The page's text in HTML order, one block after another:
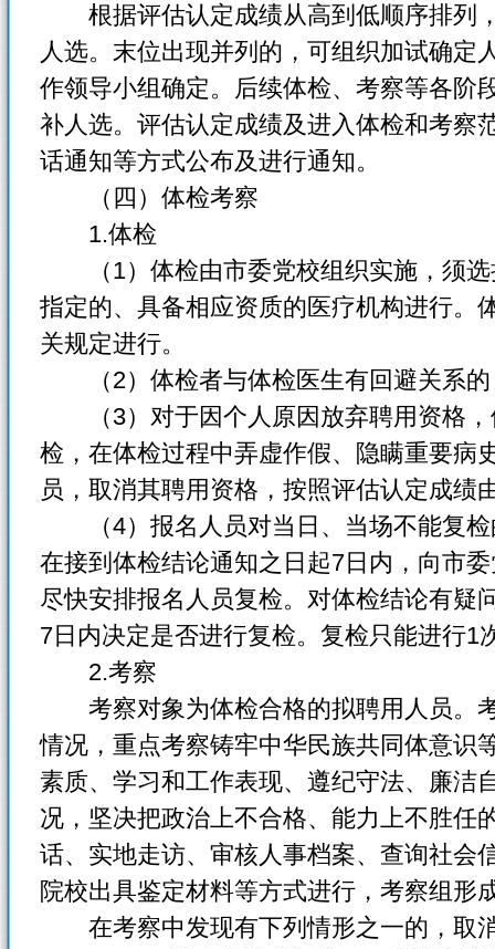
根据评估认定成绩从高到低顺序排列
人选。末位出现并列的，可组织加试确定
作领导小组确定。后续体检、考察等各阶
补人选。评估认定成绩及进入体检和考察
话通知等方式公布及进行通知。
（四）体检考察
1.体检
（1）体检由市委党校组织实施，须选
指定的、具备相应资质的医疗机构进行。
关规定进行。
（2）体检者与体检医生有回避关系的
（3）对于因个人原因放弃聘用资格，
检，在体检过程中弄虚作假、隐瞒重要病
员，取消其聘用资格，按照评估认定成绩
（4）报名人员对当日、当场不能复检
在接到体检结论通知之日起7日内，向市
尽快安排报名人员复检。对体检结论有疑
7日内决定是否进行复检。复检只能进行1
2.考察
考察对象为体检合格的拟聘用人员。
情况，重点考察铸牢中华民族共同体意识
素质、学习和工作表现、遵纪守法、廉洁
况，坚决把政治上不合格、能力上不胜任
话、实地走访、审核人事档案、查询社会
院校出具鉴定材料等方式进行，考察组形
在考察中发现有下列情形之一的，取